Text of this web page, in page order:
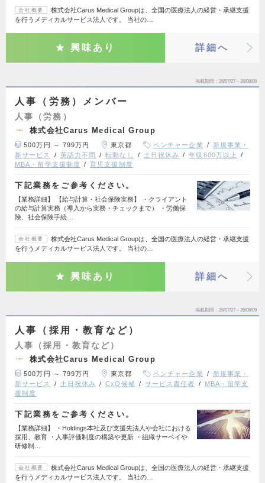
会社概要
株式会社Carus Medical Groupは、全国の医療法人の経営・承継支援
を行うメディカルサービス法人です。 当社の…
興味あり 詳細へ
掲載期間 26/07/27～26/08/09
人事（労務）メンバー
人事（労務）
株式会社Carus Medical Group
500万円 ～ 799万円 東京都 ベンチャー企業
新規事業・
新サービス
英語力不問 転勤なし 土日祝休み
年収600万以上
MBA・留学支援制度
育児支援制度
下記業務をご参考ください。
【業務詳細】 【給与計算・社会保険実務】 ・クライアント
の給与計算実務（導入から実務・チェックまで） ・労働保
険、社会保険手続…
会社概要
株式会社Carus Medical Groupは、全国の医療法人の経営・承継支援
を行うメディカルサービス法人です。 当社の…
興味あり 詳細へ
掲載期間 26/07/27～26/08/09
人事（採用・教育など）
人事（採用・教育など）
株式会社Carus Medical Group
500万円 ～ 799万円 東京都 ベンチャー企業
新規事業・
新サービス
土日祝休み CxO候補 サービス責任者
MBA・留学支
援制度
下記業務をご参考ください。
【業務詳細】 ・Holdings本社及び支援先法人や会社における
採用、教育 ・人事評価制度の構築や更新 ・組織サーベイや
研修制…
会社概要
株式会社Carus Medical Groupは、全国の医療法人の経営・承継支援
を行うメディカルサービス法人です。 当社の…